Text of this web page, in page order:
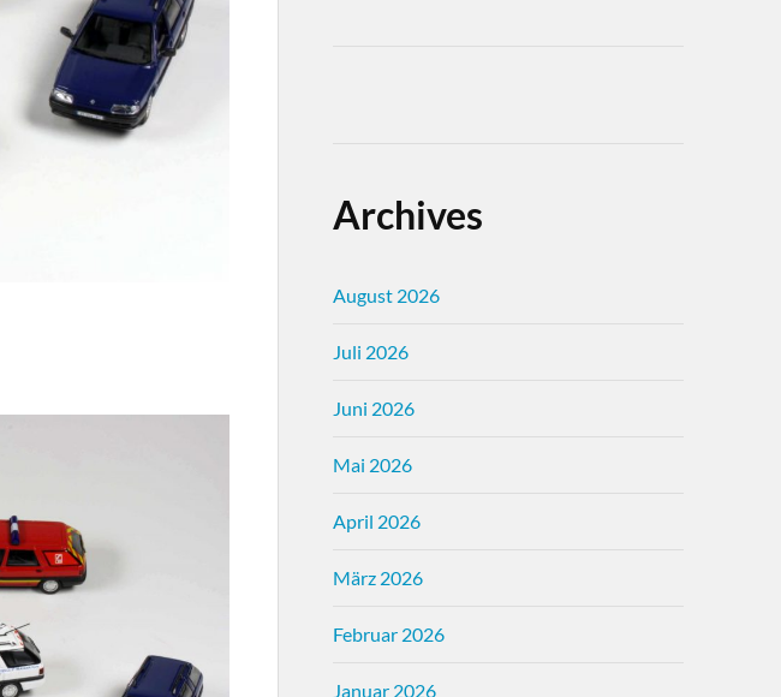
Archives
August 2026
Juli 2026
Juni 2026
Mai 2026
April 2026
März 2026
Februar 2026
Januar 2026